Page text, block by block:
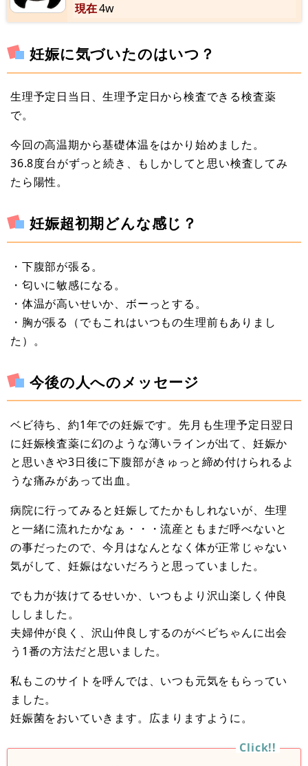
現在4w
妊娠に気づいたのはいつ？
生理予定日当日、生理予定日から検査できる検査薬
で。
今回の高温期から基礎体温をはかり始めました。
36.8度台がずっと続き、もしかしてと思い検査してみ
たら陽性。
妊娠超初期どんな感じ？
・下腹部が張る。
・匂いに敏感になる。
・体温が高いせいか、ボーっとする。
・胸が張る（でもこれはいつもの生理前もありまし
た）。
今後の人へのメッセージ
ベビ待ち、約1年での妊娠です。先月も生理予定日翌日
に妊娠検査薬に幻のような薄いラインが出て、妊娠か
と思いきや3日後に下腹部がきゅっと締め付けられるよ
うな痛みがあって出血。
病院に行ってみると妊娠してたかもしれないが、生理
と一緒に流れたかなぁ・・・流産ともまだ呼べないと
の事だったので、今月はなんとなく体が正常じゃない
気がして、妊娠はないだろうと思っていました。
でも力が抜けてるせいか、いつもより沢山楽しく仲良
ししました。
夫婦仲が良く、沢山仲良しするのがベビちゃんに出会
う1番の方法だと思いました。
私もこのサイトを呼んでは、いつも元気をもらってい
ました。
妊娠菌をおいていきます。広まりますように。